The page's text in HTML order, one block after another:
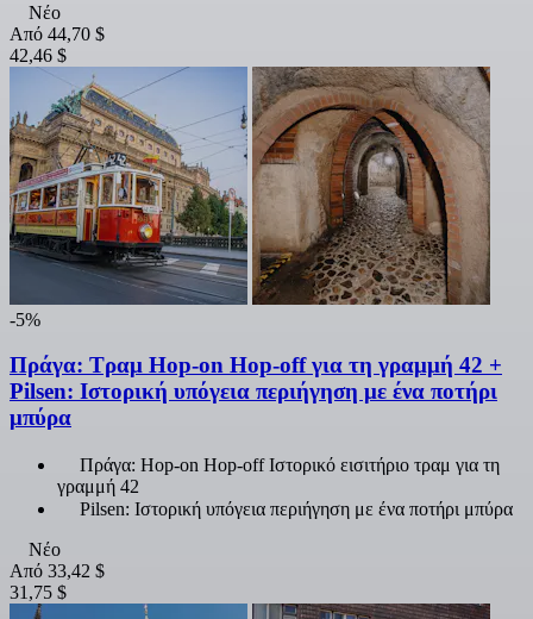
Νέο
Από 44,70 $
42,46 $
-5%
Πράγα: Τραμ Hop-on Hop-off για τη γραμμή 42 +
Pilsen: Ιστορική υπόγεια περιήγηση με ένα ποτήρι
μπύρα
Πράγα: Hop-on Hop-off Ιστορικό εισιτήριο τραμ για τη
γραμμή 42
Pilsen: Ιστορική υπόγεια περιήγηση με ένα ποτήρι μπύρα
Νέο
Από 33,42 $
31,75 $